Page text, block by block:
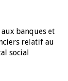
banques et
relatif au
social